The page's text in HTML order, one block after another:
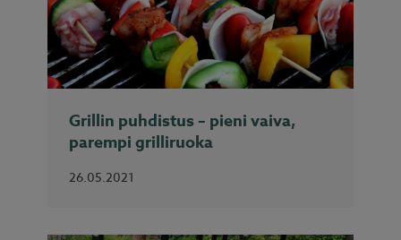
Grillin puhdistus – pieni vaiva,
parempi grilliruoka
26.05.2021